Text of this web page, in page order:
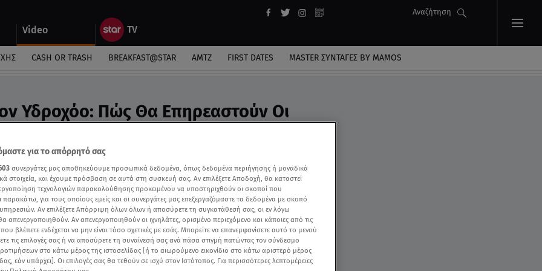
Video
Αναζήτηση
CASH OR TRASH BREAKFAST@STAR ΑΜΤΖ FIRST DATES MASTER ΣΥΝΤΑΓΈΣ BY MAMOS
Υδροχόο: Πώς Θα Επηρεαστούν Οι
της Άσης Μπήλιου στο Breakfast@Star
για το απόρρητό σας
συνεργάτες μας αποθηκεύουμε προσωπικά δεδομένα, όπως δεδομένα περιήγησης ή μοναδικά
στοιχεία, και έχουμε πρόσβαση σε αυτά στη συσκευή σας. Αν επιλέξετε Αποδοχή, θα καταστεί
τεχνολογιών παρακολούθησης προκειμένου να υποστηριχθούν οι σκοποί που
παρακάτω, για τους οποίους εμείς και οι συνεργάτες μας επεξεργαζόμαστε τα δεδομένα με σκοπό
Αν επιλέξετε Απόρριψη όλων όλων ή αποσύρετε τη συγκατάθεσή σας, οι εν λόγω
απενεργοποιηθούν. Αν απενεργοποιηθούν οι ιχνηλάτες, ορισμένο περιεχόμενο και κάποιες από τις
βλέπετε ενδέχεται να μην είναι τόσο σχετικές με εσάς. Μπορείτε να επανεμφανίσετε αυτό το μενού
τις επιλογές σας ή να αποσύρετε τη συναίνεσή σας ανά πάσα στιγμή πατώντας τον σύνδεσμο
στο κάτω μέρος της ιστοσελίδας [ή το αιωρούμενο εικονίδιο στο κάτω αριστερό μέρος
εάν υπάρχει]. Οι επιλογές σας θα τεθούν σε ισχύ στον Ιστότοπος. Για περισσότερες λεπτομέρειες